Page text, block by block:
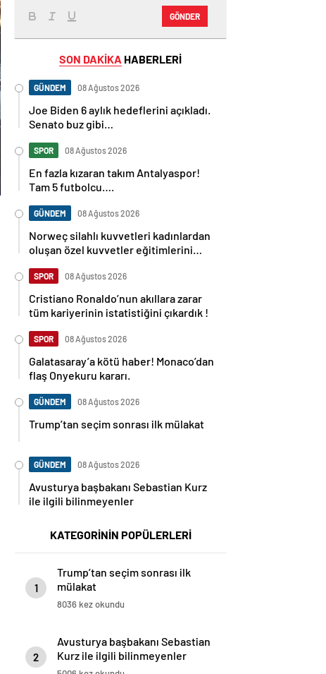
GÖNDER
SON DAKİKA HABERLERİ
GÜNDEM 08 Ağustos 2026
Joe Biden 6 aylık hedeflerini açıkladı.
Senato buz gibi…
SPOR 08 Ağustos 2026
En fazla kızaran takım Antalyaspor!
Tam 5 futbolcu….
GÜNDEM 08 Ağustos 2026
Norweç silahlı kuvvetleri kadınlardan
oluşan özel kuvvetler eğitimlerini
SPOR 08 Ağustos 2026
Cristiano Ronaldo’nun akıllara zarar
tüm kariyerinin istatistiğini çıkardık !
SPOR 08 Ağustos 2026
Galatasaray’a kötü haber! Monaco’dan
flaş Onyekuru kararı.
GÜNDEM 08 Ağustos 2026
Trump’tan seçim sonrası ilk mülakat
GÜNDEM 08 Ağustos 2026
Avusturya başbakanı Sebastian Kurz
ile ilgili bilinmeyenler
KATEGORİNİN POPÜLERLERİ
1
Trump’tan seçim sonrası ilk
mülakat
8036 kez okundu
2
Avusturya başbakanı Sebastian
Kurz ile ilgili bilinmeyenler